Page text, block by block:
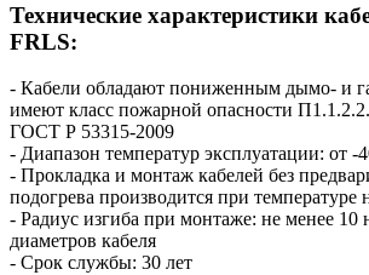
Технические характеристики
FRLS:
- Кабели обладают пониженным дымо- и
имеют класс пожарной опасности
ГОСТ Р 53315-2009
- Диапазон температур эксплуатации: от -
- Прокладка и монтаж кабелей без
подогрева производится при температуре
- Радиус изгиба при монтаже: не менее
диаметров кабеля
- Срок службы: 30 лет